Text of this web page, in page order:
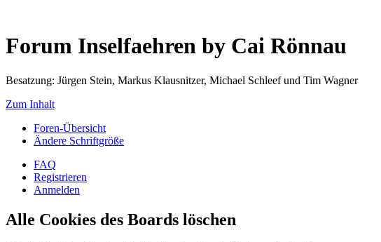
Forum Inselfaehren by Cai Rönnau
Besatzung: Jürgen Stein, Markus Klausnitzer, Michael Schleef und Tim Wagner
Zum Inhalt
Foren-Übersicht
Ändere Schriftgröße
FAQ
Registrieren
Anmelden
Alle Cookies des Boards löschen